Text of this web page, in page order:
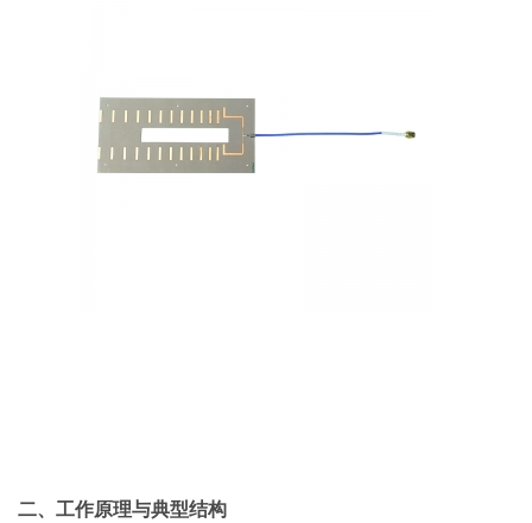
二、工作原理与典型结构